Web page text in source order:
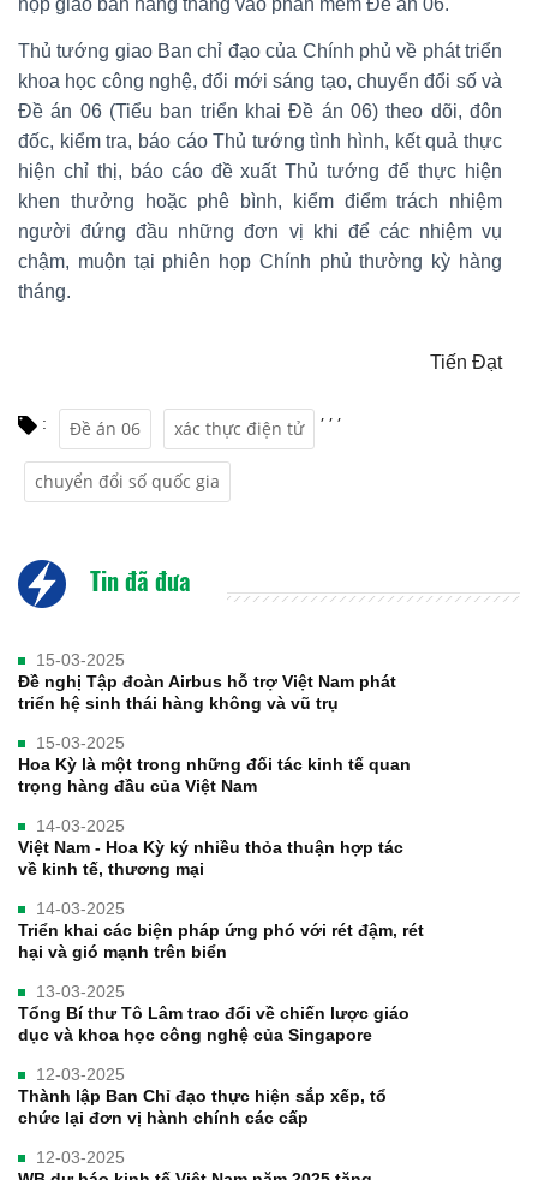
họp giao ban hàng tháng vào phần mềm Đề án 06.
Thủ tướng giao Ban chỉ đạo của Chính phủ về phát triển
khoa học công nghệ, đổi mới sáng tạo, chuyển đổi số và
Đề án 06 (Tiểu ban triển khai Đề án 06) theo dõi, đôn
đốc, kiểm tra, báo cáo Thủ tướng tình hình, kết quả thực
hiện chỉ thị, báo cáo đề xuất Thủ tướng để thực hiện
khen thưởng hoặc phê bình, kiểm điểm trách nhiệm
người đứng đầu những đơn vị khi để các nhiệm vụ
chậm, muộn tại phiên họp Chính phủ thường kỳ hàng
tháng.
Tiến Đạt
: Đề án 06
,
xác thực điện tử
,
chuyển đổi số quốc gia
,
Tin đã đưa
15-03-2025
Đề nghị Tập đoàn Airbus hỗ trợ Việt Nam phát
triển hệ sinh thái hàng không và vũ trụ
15-03-2025
Hoa Kỳ là một trong những đối tác kinh tế quan
trọng hàng đầu của Việt Nam
14-03-2025
Việt Nam - Hoa Kỳ ký nhiều thỏa thuận hợp tác
về kinh tế, thương mại
14-03-2025
Triển khai các biện pháp ứng phó với rét đậm, rét
hại và gió mạnh trên biển
13-03-2025
Tổng Bí thư Tô Lâm trao đổi về chiến lược giáo
dục và khoa học công nghệ của Singapore
12-03-2025
Thành lập Ban Chỉ đạo thực hiện sắp xếp, tổ
chức lại đơn vị hành chính các cấp
12-03-2025